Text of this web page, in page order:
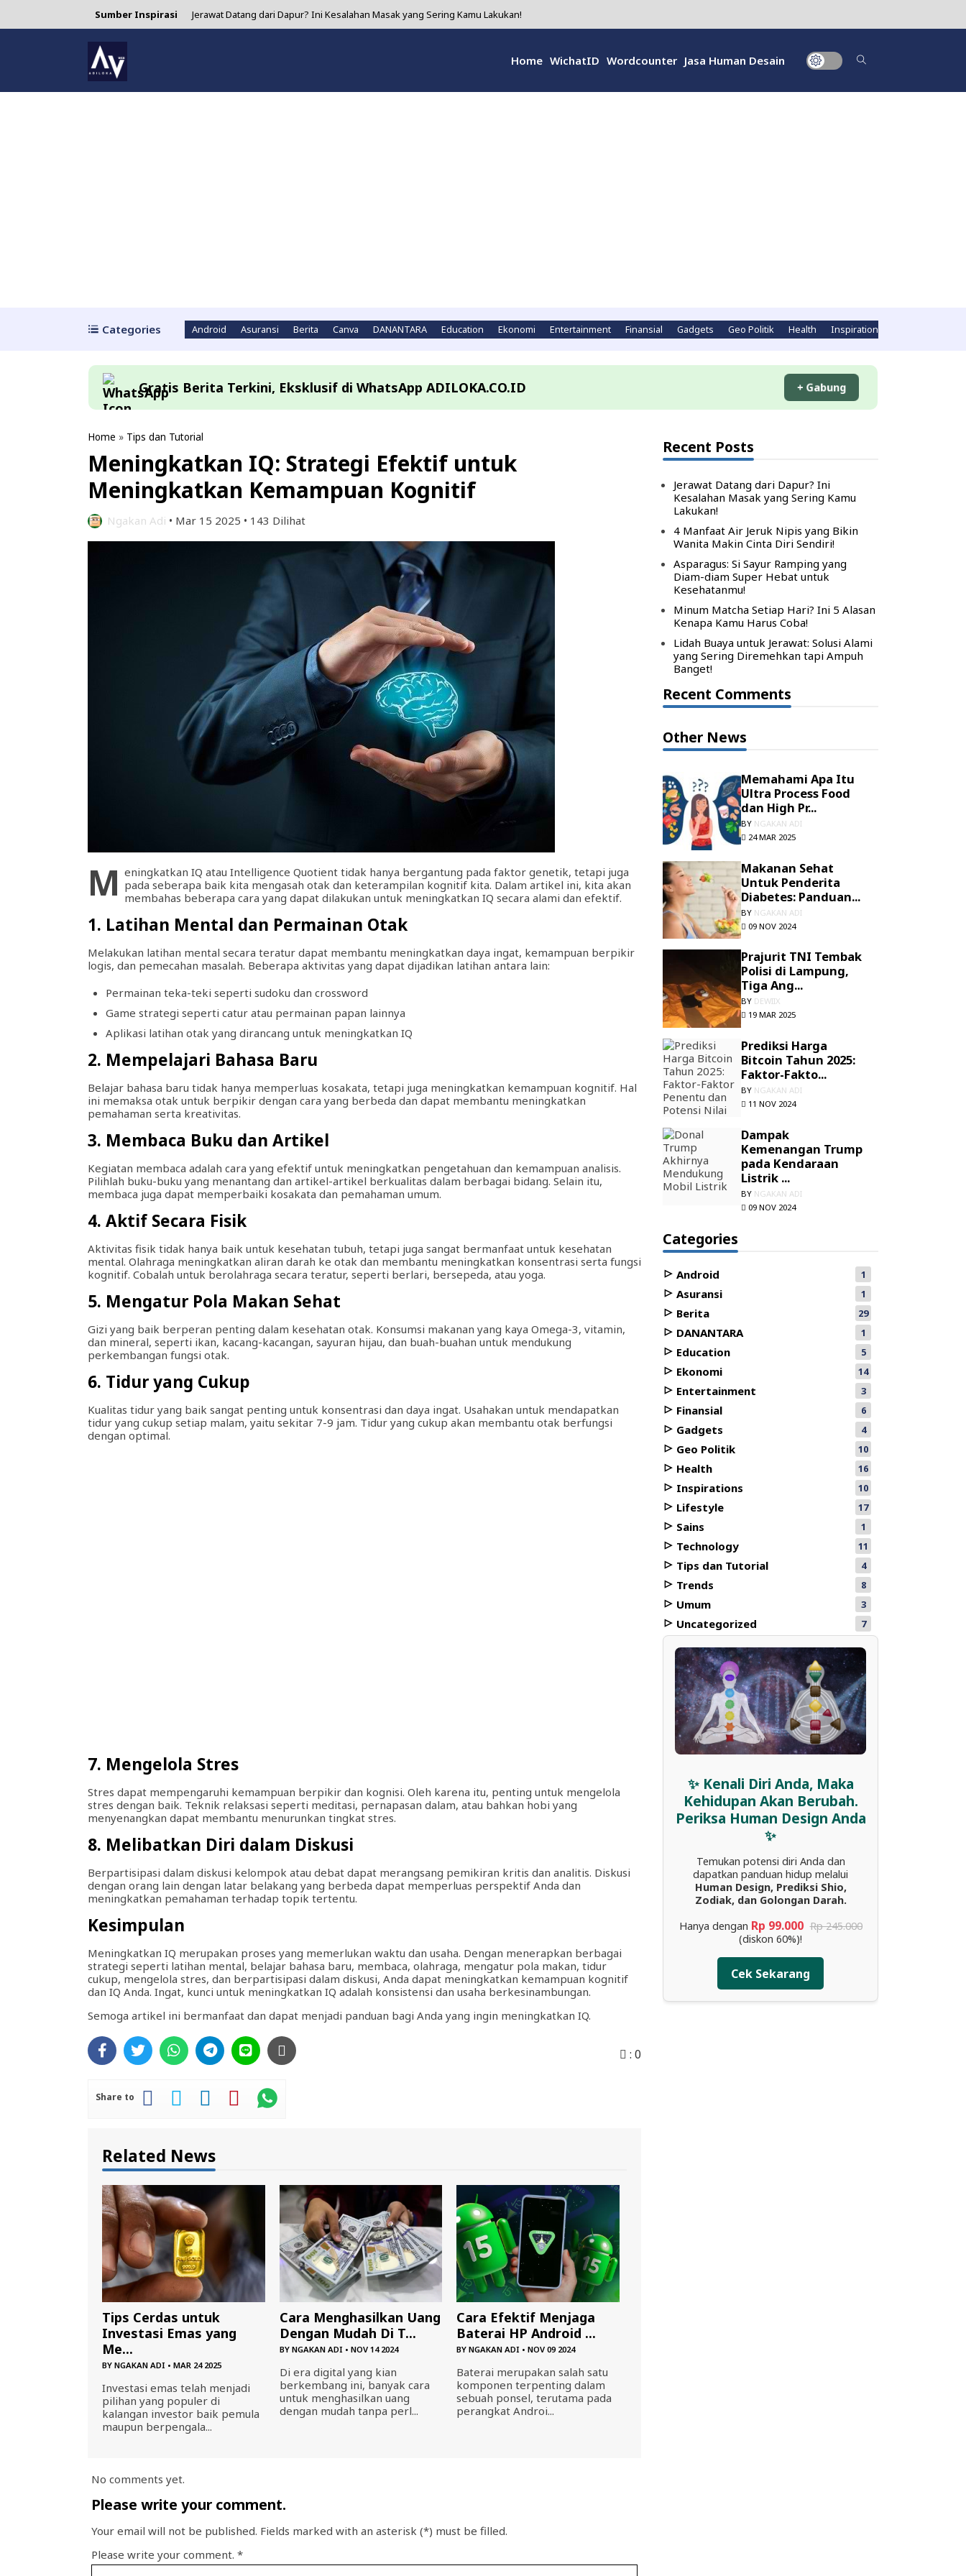
Sumber Inspirasi Jerawat Datang dari Dapur? Ini Kesalahan Masak yang Sering Kamu Lakukan!
Home WichatID Wordcounter Jasa Human Desain
Categories Android Asuransi Berita Canva DANANTARA Education Ekonomi Entertainment Finansial Gadgets Geo Politik Health Inspirations
Gratis Berita Terkini, Eksklusif di WhatsApp ADILOKA.CO.ID + Gabung
Home » Tips dan Tutorial
Meningkatkan IQ: Strategi Efektif untuk
Meningkatkan Kemampuan Kognitif
Ngakan Adi • Mar 15 2025 • 143 Dilihat
M eningkatkan IQ atau Intelligence Quotient tidak hanya bergantung pada faktor genetik, tetapi juga
pada seberapa baik kita mengasah otak dan keterampilan kognitif kita. Dalam artikel ini, kita akan
membahas beberapa cara yang dapat dilakukan untuk meningkatkan IQ secara alami dan efektif.
1. Latihan Mental dan Permainan Otak
Melakukan latihan mental secara teratur dapat membantu meningkatkan daya ingat, kemampuan berpikir
logis, dan pemecahan masalah. Beberapa aktivitas yang dapat dijadikan latihan antara lain:
Permainan teka-teki seperti sudoku dan crossword
Game strategi seperti catur atau permainan papan lainnya
Aplikasi latihan otak yang dirancang untuk meningkatkan IQ
2. Mempelajari Bahasa Baru
Belajar bahasa baru tidak hanya memperluas kosakata, tetapi juga meningkatkan kemampuan kognitif. Hal
ini memaksa otak untuk berpikir dengan cara yang berbeda dan dapat membantu meningkatkan
pemahaman serta kreativitas.
3. Membaca Buku dan Artikel
Kegiatan membaca adalah cara yang efektif untuk meningkatkan pengetahuan dan kemampuan analisis.
Pilihlah buku-buku yang menantang dan artikel-artikel berkualitas dalam berbagai bidang. Selain itu,
membaca juga dapat memperbaiki kosakata dan pemahaman umum.
4. Aktif Secara Fisik
Aktivitas fisik tidak hanya baik untuk kesehatan tubuh, tetapi juga sangat bermanfaat untuk kesehatan
mental. Olahraga meningkatkan aliran darah ke otak dan membantu meningkatkan konsentrasi serta fungsi
kognitif. Cobalah untuk berolahraga secara teratur, seperti berlari, bersepeda, atau yoga.
5. Mengatur Pola Makan Sehat
Gizi yang baik berperan penting dalam kesehatan otak. Konsumsi makanan yang kaya Omega-3, vitamin,
dan mineral, seperti ikan, kacang-kacangan, sayuran hijau, dan buah-buahan untuk mendukung
perkembangan fungsi otak.
6. Tidur yang Cukup
Kualitas tidur yang baik sangat penting untuk konsentrasi dan daya ingat. Usahakan untuk mendapatkan
tidur yang cukup setiap malam, yaitu sekitar 7-9 jam. Tidur yang cukup akan membantu otak berfungsi
dengan optimal.
7. Mengelola Stres
Stres dapat mempengaruhi kemampuan berpikir dan kognisi. Oleh karena itu, penting untuk mengelola
stres dengan baik. Teknik relaksasi seperti meditasi, pernapasan dalam, atau bahkan hobi yang
menyenangkan dapat membantu menurunkan tingkat stres.
8. Melibatkan Diri dalam Diskusi
Berpartisipasi dalam diskusi kelompok atau debat dapat merangsang pemikiran kritis dan analitis. Diskusi
dengan orang lain dengan latar belakang yang berbeda dapat memperluas perspektif Anda dan
meningkatkan pemahaman terhadap topik tertentu.
Kesimpulan
Meningkatkan IQ merupakan proses yang memerlukan waktu dan usaha. Dengan menerapkan berbagai
strategi seperti latihan mental, belajar bahasa baru, membaca, olahraga, mengatur pola makan, tidur
cukup, mengelola stres, dan berpartisipasi dalam diskusi, Anda dapat meningkatkan kemampuan kognitif
dan IQ Anda. Ingat, kunci untuk meningkatkan IQ adalah konsistensi dan usaha berkesinambungan.
Semoga artikel ini bermanfaat dan dapat menjadi panduan bagi Anda yang ingin meningkatkan IQ.
: 0
Share to
Related News
Tips Cerdas untuk
Investasi Emas yang
Me...
BY NGAKAN ADI • MAR 24 2025
Investasi emas telah menjadi
pilihan yang populer di
kalangan investor baik pemula
maupun berpengala...
Cara Menghasilkan Uang
Dengan Mudah Di T...
BY NGAKAN ADI • NOV 14 2024
Di era digital yang kian
berkembang ini, banyak cara
untuk menghasilkan uang
dengan mudah tanpa perl...
Cara Efektif Menjaga
Baterai HP Android ...
BYNGAKAN ADI •NOV 09 2024
Baterai merupakan salah satu
komponen terpenting dalam
sebuah ponsel, terutama pada
perangkat Androi...
No comments yet.
Please write your comment.
Your email will not be published. Fields marked with an asterisk (*) must be filled.
Please write your comment. *
Recent Posts
Jerawat Datang dari Dapur? Ini
Kesalahan Masak yang Sering Kamu
Lakukan!
4 Manfaat Air Jeruk Nipis yang Bikin
Wanita Makin Cinta Diri Sendiri!
Asparagus: Si Sayur Ramping yang
Diam-diam Super Hebat untuk
Kesehatanmu!
Minum Matcha Setiap Hari? Ini 5 Alasan
Kenapa Kamu Harus Coba!
Lidah Buaya untuk Jerawat: Solusi Alami
yang Sering Diremehkan tapi Ampuh
Banget!
Recent Comments
Other News
Memahami Apa Itu
Ultra Process Food
dan High Pr...
BY NGAKAN ADI
24 MAR 2025
Makanan Sehat
Untuk Penderita
Diabetes: Panduan...
BY NGAKAN ADI
09 NOV 2024
Prajurit TNI Tembak
Polisi di Lampung,
Tiga Ang...
BY DEWIIX
19 MAR 2025
Prediksi Harga
Bitcoin Tahun 2025:
Faktor-Fakto...
BY NGAKAN ADI
11 NOV 2024
Dampak
Kemenangan Trump
pada Kendaraan
Listrik ...
BY NGAKAN ADI
09 NOV 2024
Categories
Android 1
Asuransi 1
Berita 29
DANANTARA 1
Education 5
Ekonomi 14
Entertainment 3
Finansial 6
Gadgets 4
Geo Politik 10
Health 16
Inspirations 10
Lifestyle 17
Sains 1
Technology 11
Tips dan Tutorial 4
Trends 8
Umum 3
Uncategorized 7
✨ Kenali Diri Anda, Maka
Kehidupan Akan Berubah.
Periksa Human Design Anda
✨
Temukan potensi diri Anda dan
dapatkan panduan hidup melalui
Human Design, Prediksi Shio,
Zodiak, dan Golongan Darah.
Hanya dengan Rp 99.000 Rp 245.000
(diskon 60%)!
Cek Sekarang